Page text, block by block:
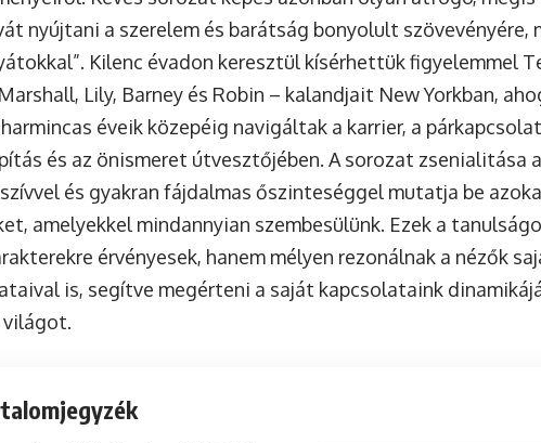
nyújtani a szerelem és barátság bonyolult szövevényére,
Kilenc évadon keresztül kísérhettük figyelemmel
Lily, Barney és Robin – kalandjait New Yorkban,
éveik közepéig navigáltak a karrier, a
és az önismeret útvesztőjében. A sorozat zsenialitása
és gyakran fájdalmas őszinteséggel mutatja be
amelyekkel mindannyian szembesülünk. Ezek a
érvényesek, hanem mélyen rezonálnak a nézők
is, segítve megérteni a saját kapcsolataink
világot.